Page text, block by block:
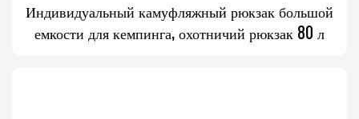
Индивидуальный камуфляжный рюкзак большой
емкости для кемпинга, охотничий рюкзак 80 л